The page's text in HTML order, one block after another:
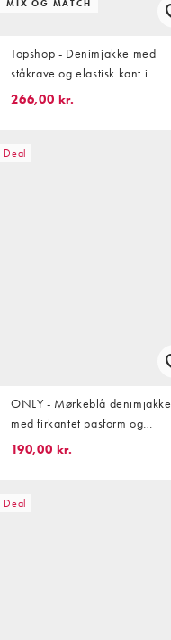
MIX OG MATCH
Topshop - Denimjakke med
ståkrave og elastisk kant i
ultraslidt afbleget vask
266,00 kr.
Deal
ONLY - Mørkeblå denimjakke
med firkantet pasform og
lommedetalje
190,00 kr.
Deal